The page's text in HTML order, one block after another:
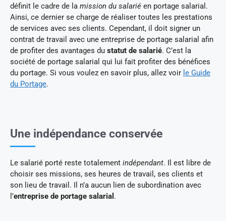
définit le cadre de la mission du salarié en portage salarial.
Ainsi, ce dernier se charge de réaliser toutes les prestations
de services avec ses clients. Cependant, il doit signer un
contrat de travail avec une entreprise de portage salarial afin
de profiter des avantages du statut de salarié. C’est la
société de portage salarial qui lui fait profiter des bénéfices
du portage. Si vous voulez en savoir plus, allez voir le Guide
du Portage.
Une indépendance conservée
Le salarié porté reste totalement indépendant. Il est libre de
choisir ses missions, ses heures de travail, ses clients et
son lieu de travail. Il n’a aucun lien de subordination avec
l’entreprise de portage salarial .